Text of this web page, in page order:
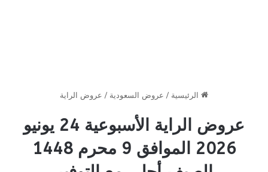
الرئيسية / عروض السعودية / عروض الراية
عروض الراية الأسبوعية 24 يونيو
2026 الموافق 9 محرم 1448